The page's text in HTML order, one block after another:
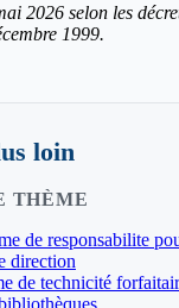
2026 selon les
1999.
loin
THÈME
de responsabilite
direction
de technicité